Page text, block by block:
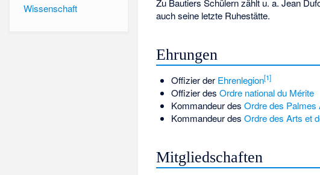
Wissenschaft
Zu Bautiers Schülern zählt u. a.Jean
auch seine letzte Ruhestätte.
Ehrungen
Offizier der Ehrenlegion[1]
Offizier des Ordre national du Mérite
Kommandeur des Ordre des Palmes
Kommandeur des Ordre des Arts et
Mitgliedschaften